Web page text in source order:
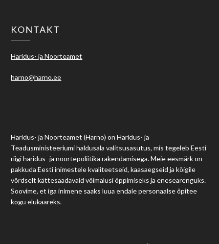
KONTAKT
Haridus- ja Noorteamet
harno@harno.ee
Haridus- ja Noorteamet (Harno) on Haridus- ja
Teadusministeeriumi haldusala valitsusasutus, mis tegeleb Eesti
riigi haridus- ja noortepoliitika rakendamisega. Meie eesmärk on
pakkuda Eesti inimestele kvaliteetseid, kaasaegseid ja kõigile
võrdselt kättesaadavaid võimalusi õppimiseks ja enesearenguks.
Soovime, et iga inimene saaks luua endale personaalse õpitee
kogu elukaareks.